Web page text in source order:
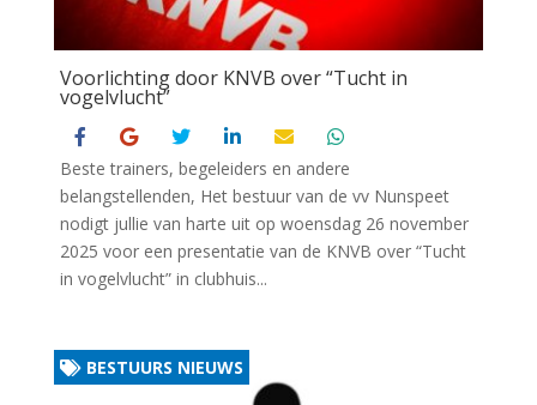
Voorlichting door KNVB over “Tucht in
vogelvlucht”
Beste trainers, begeleiders en andere
belangstellenden, Het bestuur van de vv Nunspeet
nodigt jullie van harte uit op woensdag 26 november
2025 voor een presentatie van de KNVB over “Tucht
in vogelvlucht” in clubhuis...
BESTUURS NIEUWS